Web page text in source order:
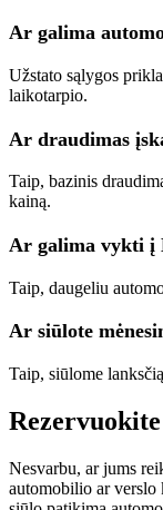
Ar galima
Užstato sąlygos
laikotarpio.
Ar draudimas
Taip, bazinis
kainą.
Ar galima vykti į
Taip, daugeliu
Ar siūlote
Taip, siūlome
Nesvarbu, ar jums
automobilio ar verslo